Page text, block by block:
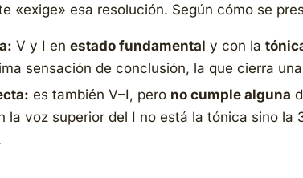
«exige» esa resolución. Según cómo se
V y I en estado fundamental y con la
sensación de conclusión, la que cierra
es también V–I, pero no cumple alguna
la voz superior del I no está la tónica sino la